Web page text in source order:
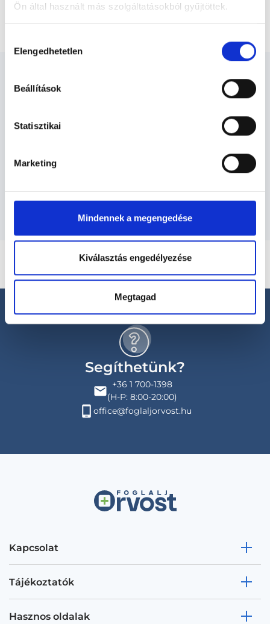
Ön által használt más szolgáltatásokból gyűjtöttek.
szabályzat:https://foglaljorvost.hu/info/foglaljorvost-
kiválasztása
Elengedhetetlen
Beállítások
Statisztikai
Marketing
Mindennek a megengedése
Kiválasztás engedélyezése
Megtagad
Ultrahangos szakember -
Segíthetünk?
+36 1 700-1398
(H-P: 8:00-20:00)
office@foglaljorvost.hu
Kapcsolat
Tájékoztatók
Hasznos oldalak